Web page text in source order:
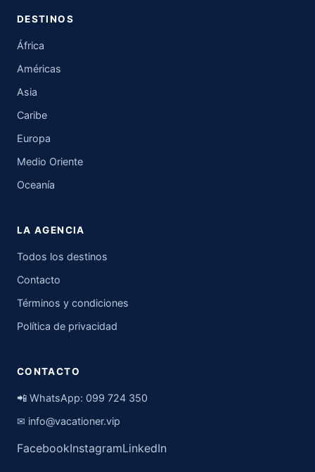
DESTINOS
África
Américas
Asia
Caribe
Europa
Medio Oriente
Oceanía
LA AGENCIA
Todos los destinos
Contacto
Términos y condiciones
Política de privacidad
CONTACTO
📲 WhatsApp: 099 724 350
✉ info@vacationer.vip
FacebookInstagramLinkedIn